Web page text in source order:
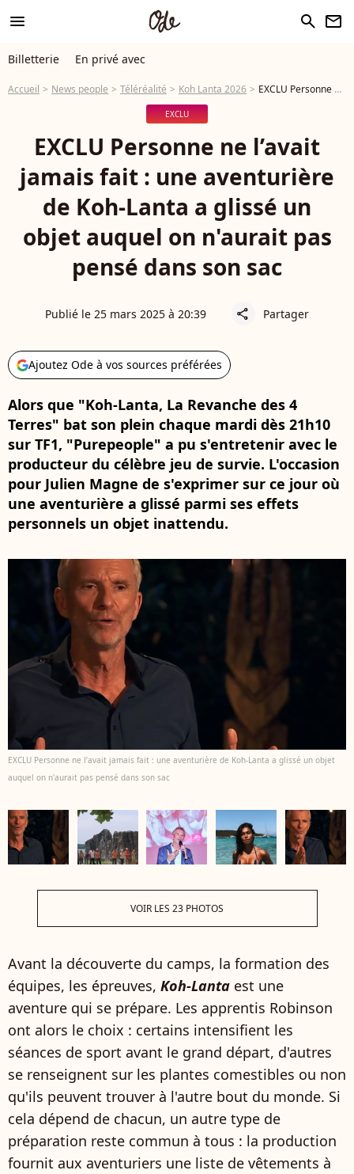
menu search newsletter
Billetterie En privé avec
Accueil News people Téléréalité Koh Lanta 2026 EXCLU Personne ne l’avait jamais fait : une aventurière de Koh-Lanta a glissé un objet auquel on n'aurait pas pensé dans son sac
EXCLU
EXCLU Personne ne l’avait
jamais fait : une aventurière
de Koh-Lanta a glissé un
objet auquel on n'aurait pas
pensé dans son sac
Publié le 25 mars 2025 à 20:39 share Partager
Ajoutez Ode à vos sources préférées
Alors que "Koh-Lanta, La Revanche des 4
Terres" bat son plein chaque mardi dès 21h10
sur TF1, "Purepeople" a pu s'entretenir avec le
producteur du célèbre jeu de survie. L'occasion
pour Julien Magne de s'exprimer sur ce jour où
une aventurière a glissé parmi ses effets
personnels un objet inattendu.
EXCLU Personne ne l’avait jamais fait : une aventurière de Koh-Lanta a glissé un objet
auquel on n'aurait pas pensé dans son sac
VOIR LES 23 PHOTOS
Avant la découverte du camps, la formation des
équipes, les épreuves, Koh-Lanta est une
aventure qui se prépare. Les apprentis Robinson
ont alors le choix : certains intensifient les
séances de sport avant le grand départ, d'autres
se renseignent sur les plantes comestibles ou non
qu'ils peuvent trouver à l'autre bout du monde. Si
cela dépend de chacun, un autre type de
préparation reste commun à tous : la production
fournit aux aventuriers une liste de vêtements à